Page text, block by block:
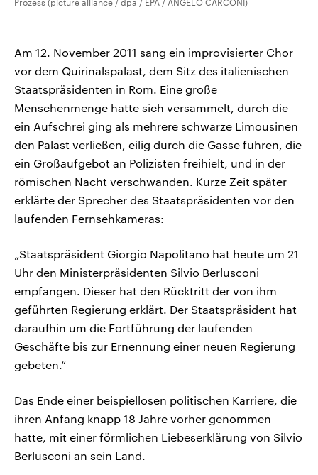
Prozess (picture alliance / dpa / EPA / ANGELO CARCONI)
Am 12. November 2011 sang ein improvisierter Chor
vor dem Quirinalspalast, dem Sitz des italienischen
Staatspräsidenten in Rom. Eine große
Menschenmenge hatte sich versammelt, durch die
ein Aufschrei ging als mehrere schwarze Limousinen
den Palast verließen, eilig durch die Gasse fuhren, die
ein Großaufgebot an Polizisten freihielt, und in der
römischen Nacht verschwanden. Kurze Zeit später
erklärte der Sprecher des Staatspräsidenten vor den
laufenden Fernsehkameras:
„Staatspräsident Giorgio Napolitano hat heute um 21
Uhr den Ministerpräsidenten Silvio Berlusconi
empfangen. Dieser hat den Rücktritt der von ihm
geführten Regierung erklärt. Der Staatspräsident hat
daraufhin um die Fortführung der laufenden
Geschäfte bis zur Ernennung einer neuen Regierung
gebeten.“
Das Ende einer beispiellosen politischen Karriere, die
ihren Anfang knapp 18 Jahre vorher genommen
hatte, mit einer förmlichen Liebeserklärung von Silvio
Berlusconi an sein Land.